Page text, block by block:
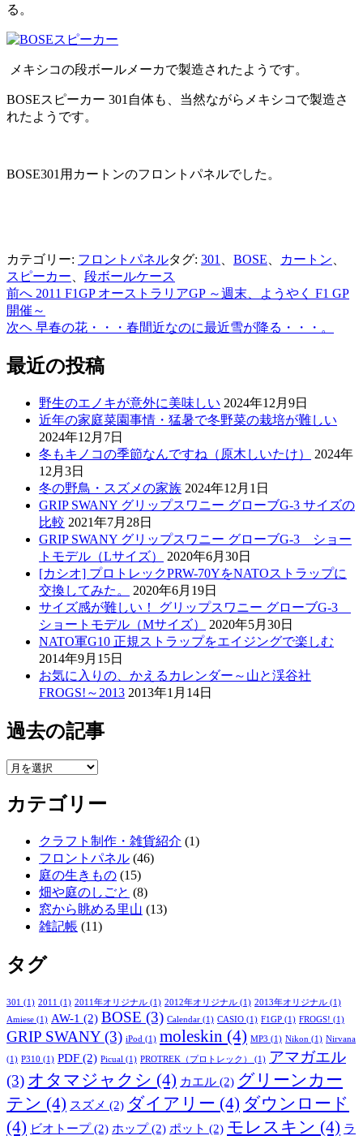
る。
メキシコの段ボールメーカで製造されたようです。
BOSEスピーカー 301自体も、当然ながらメキシコで製造さ
れたようです。
BOSE301用カートンのフロントパネルでした。
カテゴリー: フロントパネルタグ: 301 BOSE カートン
スピーカー
段ボールケース
投
稿
ビ
前へ 2011 F1GP オーストラリアGP ～週末、ようやく F1 GP
開催～
次ヘ 早春の花・・・春間近なのに最近雪が降る・・・。
最近の投稿
野生のエノキが意外に美味しい 2024年12月9日
近年の家庭菜園事情・猛暑で冬野菜の栽培が難しい
2024年12月7日
冬もキノコの季節なんですね（原木しいたけ）
2024年
12月3日
冬の野鳥・スズメの家族 2024年12月1日
GRIP SWANY グリップスワニー グローブG-3 サイズの
比較 2021年7月28日
GRIP SWANY グリップスワニー グローブG-3 ショー
トモデル（Lサイズ）
2020年6月30日
[カシオ] プロトレックPRW-70YをNATOストラップに
交換してみた。
2020年6月19日
サイズ感が難しい！ グリップスワニー グローブG-3
ショートモデル（Mサイズ）
2020年5月30日
NATO軍G10 正規ストラップをエイジングで楽しむ
2014年9月15日
お気に入りの、かえるカレンダー～山と渓谷社
FROGS!～2013 2013年1月14日
過去の記事
過
の
記
カテゴリー
クラフト制作・雑貨紹介 (1)
フロントパネル (46)
庭の生きもの (15)
畑や庭のしごと (8)
窓から眺める里山 (13)
雑記帳 (11)
タグ
301 (1) 2011 (1) 2011年オリジナル (1) 2012年オリジナル (1) 2013年オリジナル (1)
Amiese (1) AW-1 (2) BOSE (3) Calendar (1) CASIO (1) F1GP (1) FROGS! (1)
GRIP SWANY(3) iPod (1) moleskin (4) MP3 (1) Nikon (1) Nirvana
(1) P310 (1) PDF (2) Picual (1) PROTREK（プロトレック） (1) アマガエル
(3) オタマジャクシ (4) カエル (2) グリーンカー
テン (4) スズメ (2) ダイアリー (4) ダウンロード
(4) ビオトープ(2) ホップ(2) ポット (2) モレスキン (4) ラ